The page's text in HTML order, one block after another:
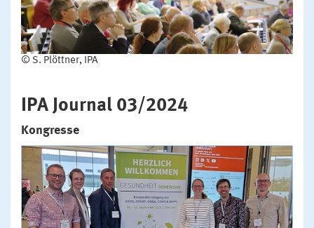
© S. Plöttner, IPA
IPA Journal 03/2024
Kongresse